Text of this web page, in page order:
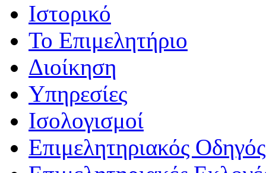
Ιστορικό
Το Επιμελητήριο
Διοίκηση
Υπηρεσίες
Ισολογισμοί
Επιμελητηριακός Οδηγός